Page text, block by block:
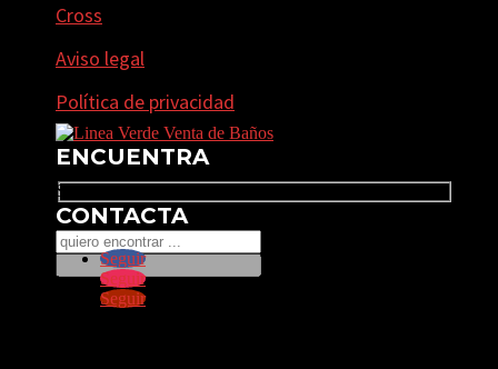
Cross
Aviso legal
Política de privacidad
ENCUENTRA
Search
CONTACTA
Seguir
Seguir
Seguir